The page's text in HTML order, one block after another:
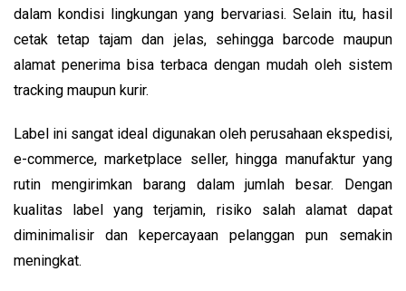
dalam kondisi lingkungan yang bervariasi. Selain itu, hasil
cetak tetap tajam dan jelas, sehingga barcode maupun
alamat penerima bisa terbaca dengan mudah oleh sistem
tracking maupun kurir.
Label ini sangat ideal digunakan oleh perusahaan ekspedisi,
e-commerce, marketplace seller, hingga manufaktur yang
rutin mengirimkan barang dalam jumlah besar. Dengan
kualitas label yang terjamin, risiko salah alamat dapat
diminimalisir dan kepercayaan pelanggan pun semakin
meningkat.